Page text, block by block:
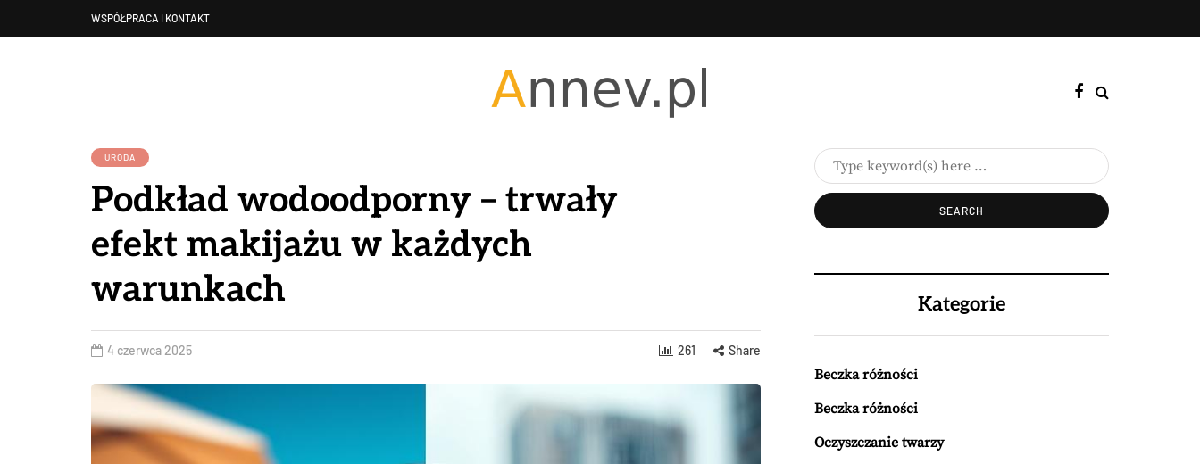
WSPÓŁPRACA I KONTAKT
URODA
Podkład wodoodporny – trwały
efekt makijażu w każdych
warunkach
4 czerwca 2025 261 Share
Kategorie
Beczka różności
Beczka różności
Oczyszczanie twarzy